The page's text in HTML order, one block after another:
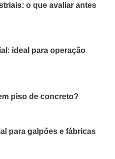
o que avaliar antes
ideal para operação
piso de concreto?
para galpões e fábricas